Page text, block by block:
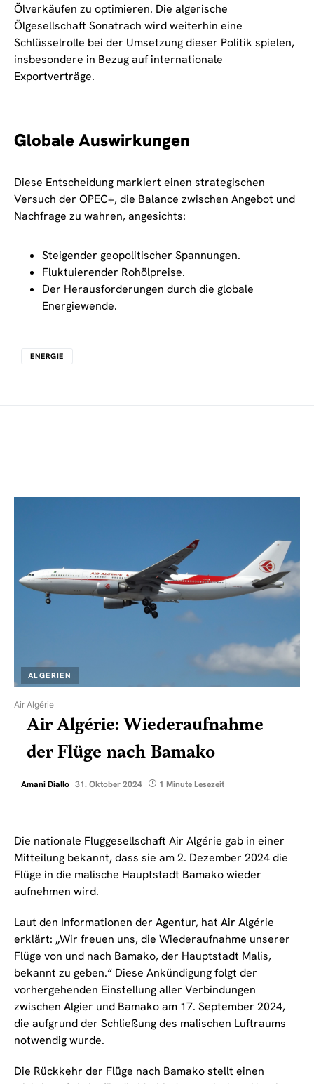
Ölverkäufen zu optimieren. Die algerische
Ölgesellschaft Sonatrach wird weiterhin eine
Schlüsselrolle bei der Umsetzung dieser Politik spielen,
insbesondere in Bezug auf internationale
Exportverträge.
Globale Auswirkungen
Diese Entscheidung markiert einen strategischen
Versuch der OPEC+, die Balance zwischen Angebot und
Nachfrage zu wahren, angesichts:
Steigender geopolitischer Spannungen.
Fluktuierender Rohölpreise.
Der Herausforderungen durch die globale
Energiewende.
ENERGIE
Air Algérie
ALGERIEN
Air Algérie: Wiederaufnahme
der Flüge nach Bamako
Amani Diallo 31. Oktober 2024 1 Minute Lesezeit
Die nationale Fluggesellschaft Air Algérie gab in einer
Mitteilung bekannt, dass sie am 2. Dezember 2024 die
Flüge in die malische Hauptstadt Bamako wieder
aufnehmen wird.
Laut den Informationen der Agentur, hat Air Algérie
erklärt: „Wir freuen uns, die Wiederaufnahme unserer
Flüge von und nach Bamako, der Hauptstadt Malis,
bekannt zu geben.“ Diese Ankündigung folgt der
vorhergehenden Einstellung aller Verbindungen
zwischen Algier und Bamako am 17. September 2024,
die aufgrund der Schließung des malischen Luftraums
notwendig wurde.
Die Rückkehr der Flüge nach Bamako stellt einen